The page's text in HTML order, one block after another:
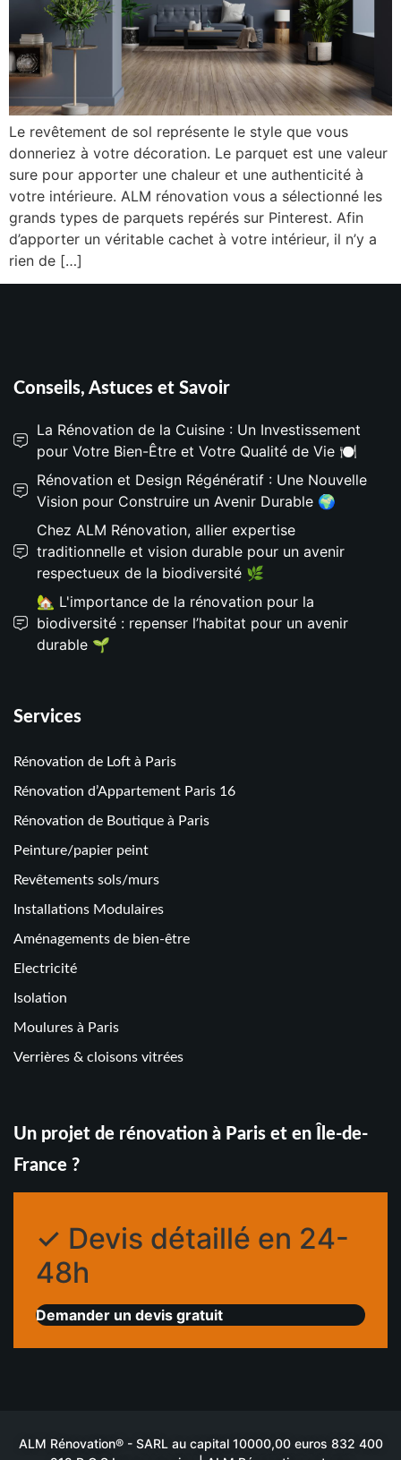
Le revêtement de sol représente le style que vous
donneriez à votre décoration. Le parquet est une valeur
sure pour apporter une chaleur et une authenticité à
votre intérieure. ALM rénovation vous a sélectionné les
grands types de parquets repérés sur Pinterest. Afin
d’apporter un véritable cachet à votre intérieur, il n’y a
rien de […]
Conseils, Astuces et Savoir
La Rénovation de la Cuisine : Un Investissement
pour Votre Bien-Être et Votre Qualité de Vie 🍽️
Rénovation et Design Régénératif : Une Nouvelle
Vision pour Construire un Avenir Durable 🌍
Chez ALM Rénovation, allier expertise
traditionnelle et vision durable pour un avenir
respectueux de la biodiversité 🌿
🏡 L'importance de la rénovation pour la
biodiversité : repenser l’habitat pour un avenir
durable 🌱
Services
Rénovation de Loft à Paris
Rénovation d’Appartement Paris 16
Rénovation de Boutique à Paris
Peinture/papier peint
Revêtements sols/murs
Installations Modulaires
Aménagements de bien-être
Electricité
Isolation
Moulures à Paris
Verrières & cloisons vitrées
Un projet de rénovation à Paris et en Île-de-
France ?
✓ Devis détaillé en 24-
48h
Demander un devis gratuit
ALM Rénovation® - SARL au capital 10000,00 euros 832 400